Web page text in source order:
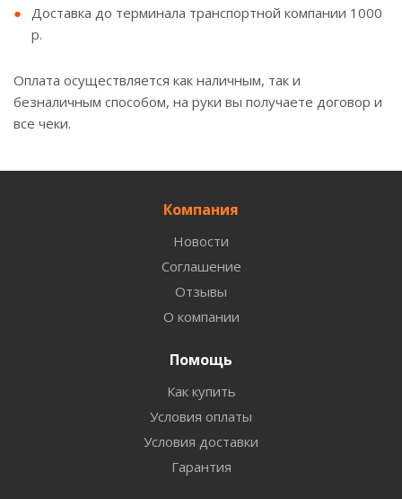
Доставка до терминала транспортной компании 1000
р.
Оплата осуществляется как наличным, так и
безналичным способом, на руки вы получаете договор и
все чеки.
Компания
Новости
Соглашение
Отзывы
О компании
Помощь
Как купить
Условия оплаты
Условия доставки
Гарантия